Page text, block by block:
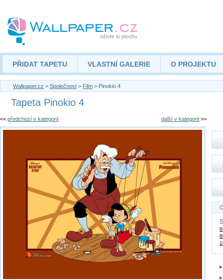
PŘIDAT TAPETU VLASTNÍ GALERIE O PROJEKTU
Wallpaper.cz > Společnost > Film > Pinokio 4
Tapeta Pinokio 4
<< předchozí v kategorii další v kategorii >>